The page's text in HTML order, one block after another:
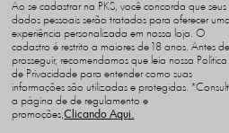
Ao se cadastrar na PKS, você concorda que seus
dados pessoais serão tratados para oferecer uma
experiência personalizada em nossa loja. O
cadastro é restrito a maiores de 18 anos. Antes de
prosseguir, recomendamos que leia nossa Política
de Privacidade para entender como suas
informações são utilizadas e protegidas.
a página de de regulamento e
promoções,